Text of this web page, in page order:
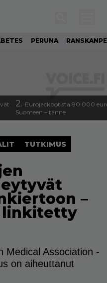
PERUNA
2. Eurojackpotista 80 000
Suomeen – tänne
TUTKIMUS
–
linkitetty
Medical Association -
on aiheuttanut